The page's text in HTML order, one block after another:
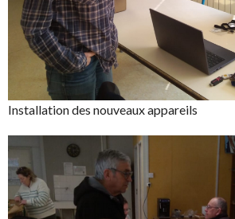
Installation des nouveaux appareils